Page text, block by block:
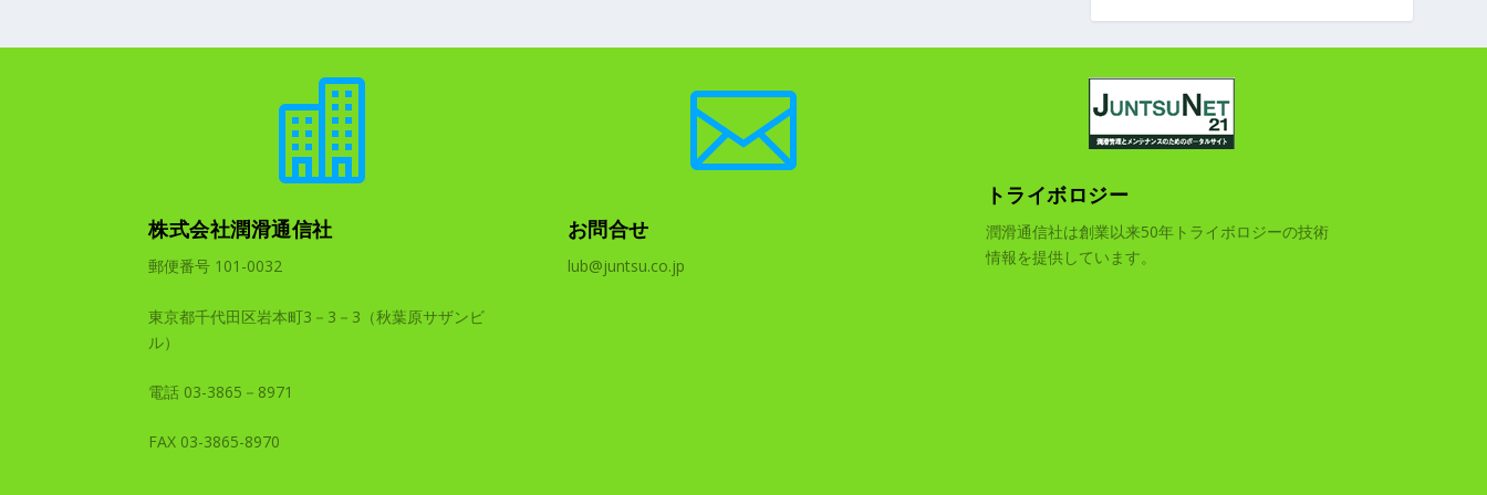

株式会社潤滑通信社
郵便番号 101-0032
東京都千代田区岩本町3－3－3（秋葉原サザンビ
ル）
電話 03-3865－8971
FAX 03-3865-8970

お問合せ
lub@juntsu.co.jp
トライボロジー
潤滑通信社は創業以来50年トライボロジーの技術
情報を提供しています。